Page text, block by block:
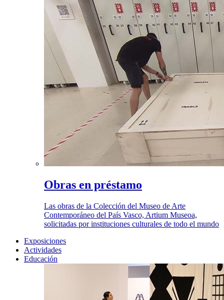
Obras en préstamo
Las obras de la Colección del Museo de Arte
Contemporáneo del País Vasco, Artium Museoa,
solicitadas por instituciones culturales de todo el mundo
Exposiciones
Actividades
Educación